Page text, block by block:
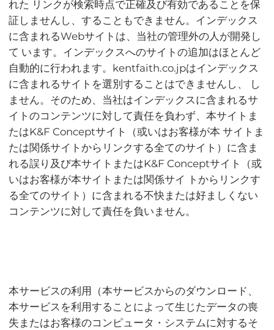
れた リンクが検索時点で正確及び有効であることを保
証しませんし、することもできません。インデックス
に含まれるWebサイトは、当社の管理外の人が開発し
て います。インデックスへのサイトの追加はほとんど
自動的に行われます。kentfaith.co.jpはインデックス
に含まれるサイトを選別することはできませんし、 し
ません。そのため、当社はインデックスに含まれるサ
イトのコンテンツに対して責任を負わず、本サイトま
たはK&F Conceptサイト（或いはお客様が本 サイトま
たは関係サイトからリンクする全てのサイト）に含ま
れる誤り及び本サイトまたはK&F Conceptサイト（或
いはお客様が本サイトまたは関係サイ トからリンクす
る全てのサイト）に含まれる不快または好ましくない
コンテンツに対して責任を負いません。
本サービスの利用（本サービスからのダウンロード、
本サービスを利用することによって生じたデータの喪
失またはお客様のコンピュータ・システムに対するそ